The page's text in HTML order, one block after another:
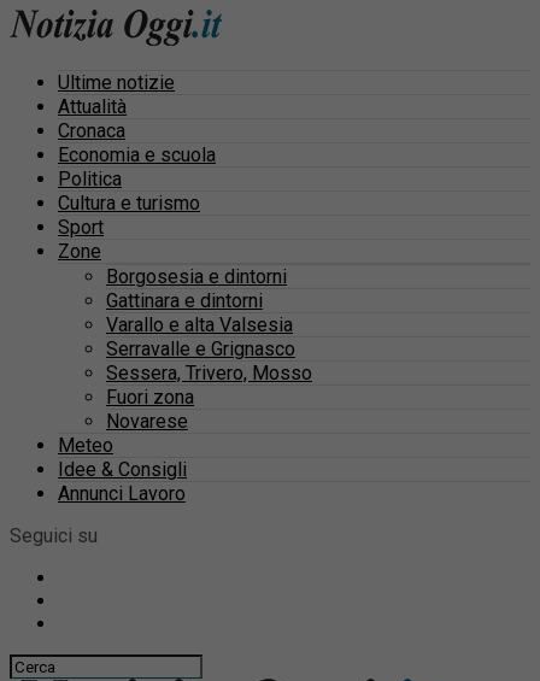
Ultime notizie
Attualità
Cronaca
Economia e scuola
Politica
Cultura e turismo
Sport
Zone
Borgosesia e dintorni
Gattinara e dintorni
Varallo e alta Valsesia
Serravalle e Grignasco
Sessera, Trivero, Mosso
Fuori zona
Novarese
Meteo
Idee & Consigli
Annunci Lavoro
Seguici su